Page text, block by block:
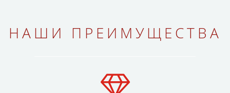
НАШИ ПРЕИМУЩЕСТВА